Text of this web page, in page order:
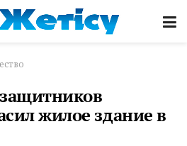
жилое здание в